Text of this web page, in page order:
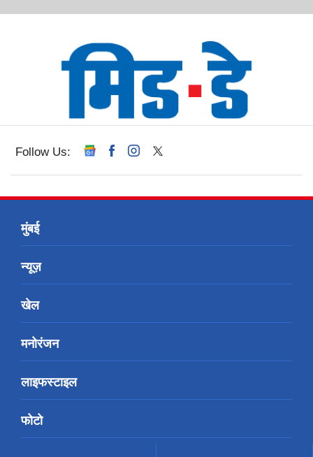
Follow Us:
मुंबई
न्यूज़
खेल
मनोरंजन
लाइफस्टाइल
फोटो